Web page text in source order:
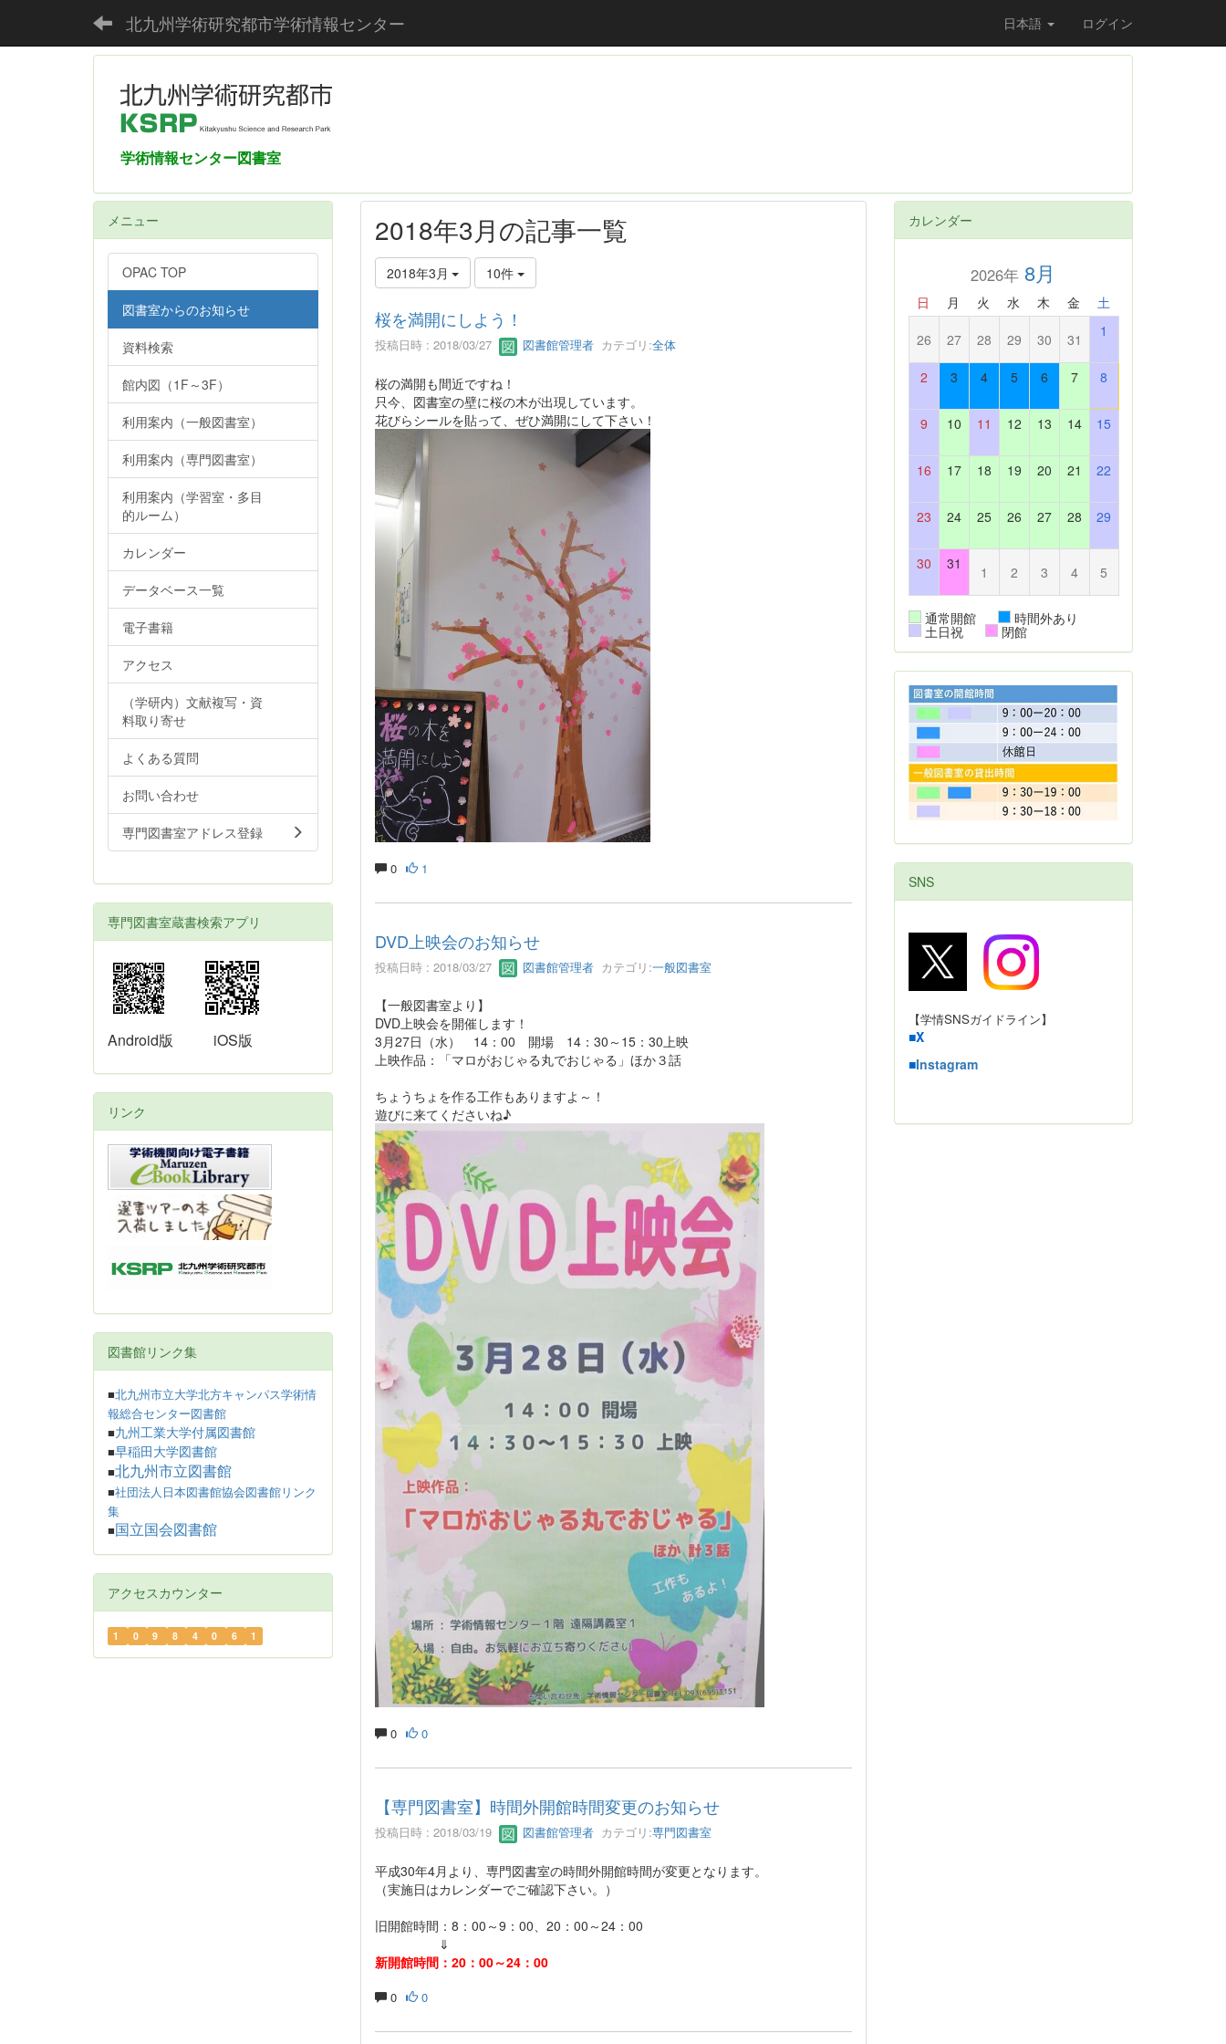
北九州学術研究都市学術情報センター 日本語 ログイン
学術情報センター図書室
2018年3月の記事一覧
2018年3月 10件
桜を満開にしよう！
投稿日時 : 2018/03/27 図書館管理者カテゴリ:全体
桜の満開も間近ですね！
只今、図書室の壁に桜の木が出現しています。
花びらシールを貼って、ぜひ満開にして下さい！
0 1
DVD上映会のお知らせ
投稿日時 : 2018/03/27 図書館管理者カテゴリ:一般図書室
【一般図書室より】
DVD上映会を開催します！
3月27日（水） 14：00 開場 14：30～15：30上映
上映作品：「マロがおじゃる丸でおじゃる」ほか３話
ちょうちょを作る工作もありますよ～！
遊びに来てくださいね♪
0 0
【専門図書室】時間外開館時間変更のお知らせ
投稿日時 : 2018/03/19 図書館管理者カテゴリ:専門図書室
平成30年4月より、専門図書室の時間外開館時間が変更となります。
（実施日はカレンダーでご確認下さい。）
旧開館時間：8：00～9：00、20：00～24：00
⇓
新開館時間：20：00～24：00
0 0
メニュー
OPAC TOP
図書室からのお知らせ
資料検索
館内図（1F～3F）
利用案内（一般図書室）
利用案内（専門図書室）
利用案内（学習室・多目
的ルーム）
カレンダー
データベース一覧
電子書籍
アクセス
（学研内）文献複写・資
料取り寄せ
よくある質問
お問い合わせ
専門図書室アドレス登録
専門図書室蔵書検索アプリ
Android版 iOS版
リンク
図書館リンク集
■北九州市立大学北方キャンパス学術情
報総合センター図書館
■九州工業大学付属図書館
■早稲田大学図書館
■北九州市立図書館
■社団法人日本図書館協会図書館リンク
集
■ 国立国会図書館
アクセスカウンター
1 0 9 8 4 0 6 1
カレンダー
2026年 8月
日 月 火 水 木 金 土
26 27 28 29 30 31 1
2 3 4 5 6 7 8
9 10 11 12 13 14 15
16 17 18 19 20 21 22
23 24 25 26 27 28 29
30 31 1 2 3 4 5
通常開館 時間外あり
土日祝 閉館
SNS
【学情SNSガイドライン】
■X
■Instagram